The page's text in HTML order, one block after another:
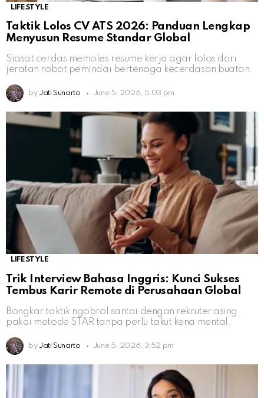
LIFESTYLE
Taktik Lolos CV ATS 2026: Panduan Lengkap
Menyusun Resume Standar Global
Siasat cerdas memoles resume kerja agar lolos dari
jeratan robot pemindai bertenaga kecerdasan buatan.
by Jati Sunarto June 5, 2026, 5:03 pm
LIFESTYLE
Trik Interview Bahasa Inggris: Kunci Sukses
Tembus Karir Remote di Perusahaan Global
Bongkar taktik ngobrol santai dengan rekruter asing
pakai metode STAR tanpa perlu takut kena mental.
by Jati Sunarto June 5, 2026, 3:52 pm